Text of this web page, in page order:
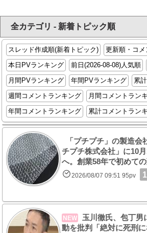
全カテゴリ - 新着トピック順
スレッド作成順(新着トピック)
更新順・コメ
本日PVランキング
前日(2026-08-08)人気順
月間PVランキング
年間PVランキング
累
週間コメントランキング
月間コメントラン
年間コメントランキング
累計コメントラン
「プチプチ」の製造会
チプチ株式会社」に10
へ。創業58年で初めての
2026/08/07 09:51 95pv
NEW
玉川徹氏、包丁男
動を批判「絶対に死刑